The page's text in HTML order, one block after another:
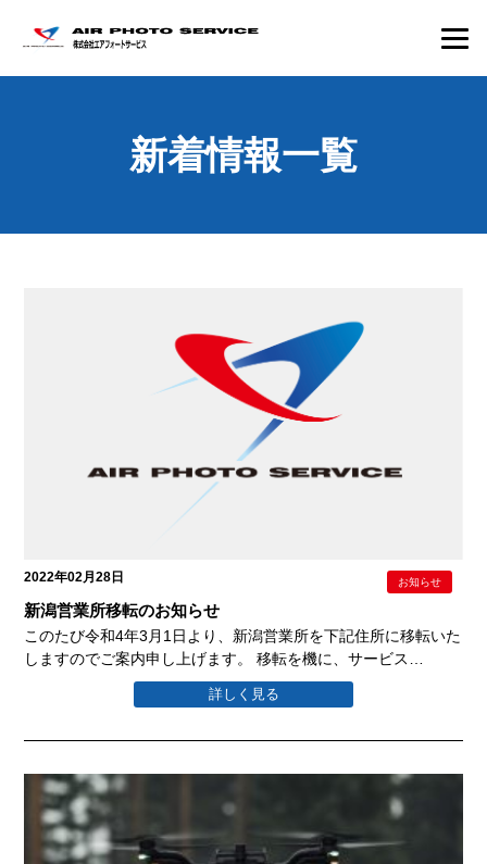
新着情報一覧
2022年02月28日
新潟営業所移転のお知らせ
このたび令和4年3月1日より、新潟営業所を下記住所に移転いた
しますのでご案内申し上げます。 移転を機に、サービス…
お知らせ
詳しく見る